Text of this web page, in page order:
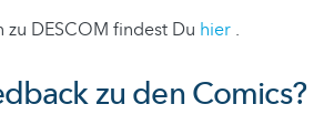
DESCOM findest Du hier .
zu den Comics?